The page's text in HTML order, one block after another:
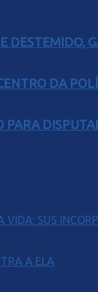
DESTEMIDO,
DA
PARA